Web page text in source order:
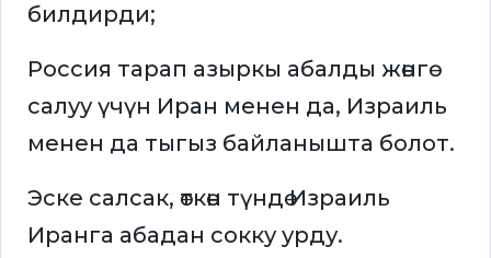
билдирди;
Россия тарап азыркы абалды жөнгө
салуу үчүн Иран менен да, Израиль
менен да тыгыз байланышта болот.
Эске салсак, өткөн түндө Израиль
Иранга абадан сокку урду.